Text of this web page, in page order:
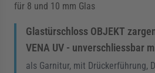
für 8 und 10 mm Glas
Glastürschloss OBJEKT
VENA UV - unverschliessbar
als Garnitur, mit Drückerführung,